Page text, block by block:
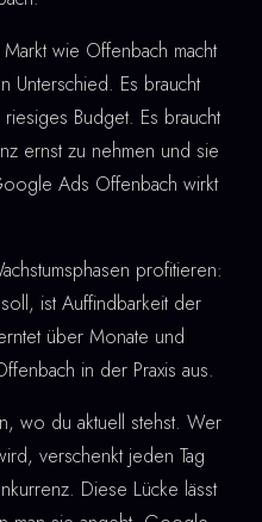
wie Offenbach macht
Unterschied. Es braucht
Budget. Es braucht
ernst zu nehmen und sie
Ads Offenbach wirkt
profitieren:
ist Auffindbarkeit der
über Monate und
in der Praxis aus.
wo du aktuell stehst. Wer
verschenkt jeden Tag
Diese Lücke lässt